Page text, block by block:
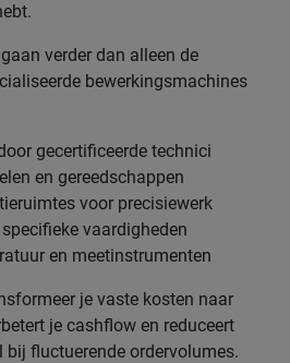
verder dan alleen de
bewerkingsmachines
gecertificeerde technici
en gereedschappen
voor precisiewerk
vaardigheden
en meetinstrumenten
je vaste kosten naar
je cashflow en reduceert
bij fluctuerende ordervolumes.